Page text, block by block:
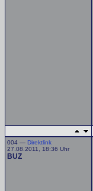
004 — Direktlink
27.08.2011, 18:36 Uhr
BUZ